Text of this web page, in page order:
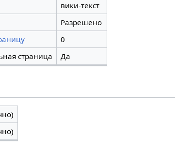
вики-текст
Разрешено
0
страница
Да